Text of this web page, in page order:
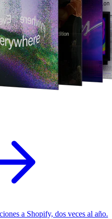
a Shopify, dos veces al año.